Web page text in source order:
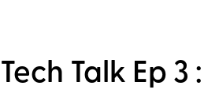
Talk Ep 3 :